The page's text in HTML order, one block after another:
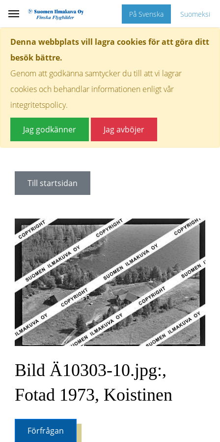
Denna webbplats vill lagra cookies för att göra ditt
besök bättre.
Genom att godkänna samtycker du till att vi lagrar
cookies och behandlar informationen enligt vår
integritetspolicy.
Jag godkänner Jag avböjer
På Svenska Suomeksi
Till startsidan
Bild Ä10303-10.jpg:,
Fotad 1973, Koistinen
Förfrågan